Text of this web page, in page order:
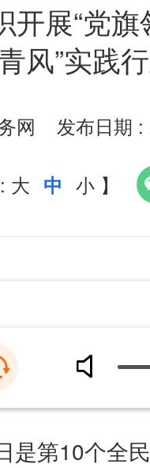
开展“党
风”实践
网 发布日期 :
大 中 小 】
是第10个全